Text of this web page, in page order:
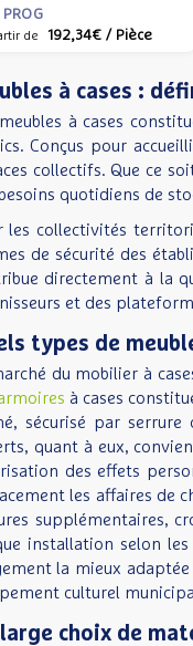
PROG
de 192,34€ / Pièce
à cases :
meubles à cases
Conçus pour
collectifs. Que ce
quotidiens de
les collectivités
de sécurité des
directement à la
et des
types de
du mobilier à
à cases
sécurisé par serrure
quant à eux,
des effets
les affaires de
supplémentaires,
installation selon
la mieux
culturel
choix de